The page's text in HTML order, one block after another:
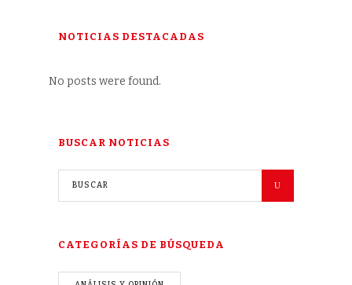
NOTICIAS DESTACADAS
No posts were found.
BUSCAR NOTICIAS
CATEGORÍAS DE BÚSQUEDA